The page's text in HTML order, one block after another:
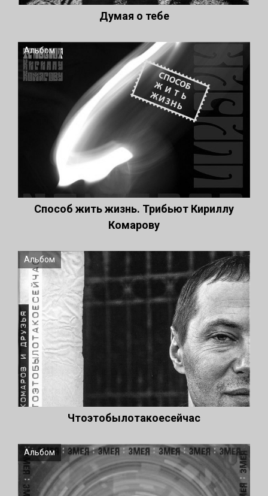
Думая о тебе
Альбом
Способ жить жизнь. Трибьют Кириллу
Комарову
Альбом
Чтоэтобылотакоесейчас
Альбом